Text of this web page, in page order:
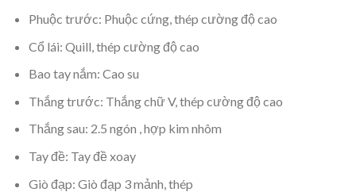
Phuộc trước: Phuộc cứng, thép cường độ cao
Cổ lái: Quill, thép cường độ cao
Bao tay nắm: Cao su
Thắng trước: Thắng chữ V, thép cường độ cao
Thắng sau: 2.5 ngón , hợp kim nhôm
Tay đề: Tay đề xoay
Giò đạp: Giò đạp 3 mảnh, thép